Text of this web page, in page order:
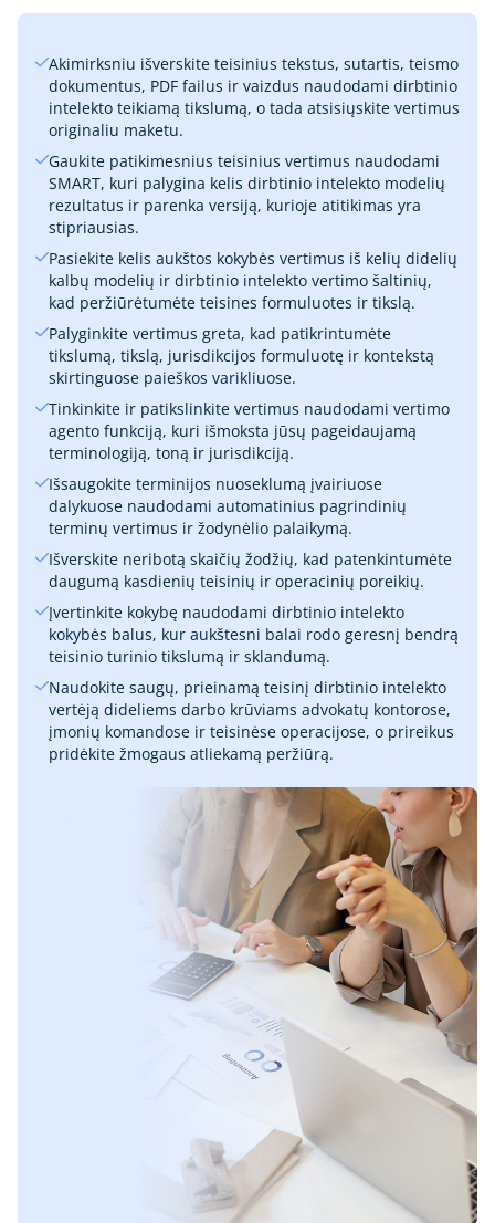
Akimirksniu išverskite teisinius tekstus, sutartis, teismo
dokumentus, PDF failus ir vaizdus naudodami dirbtinio
intelekto teikiamą tikslumą, o tada atsisiųskite vertimus
originaliu maketu.
Gaukite patikimesnius teisinius vertimus naudodami
SMART, kuri palygina kelis dirbtinio intelekto modelių
rezultatus ir parenka versiją, kurioje atitikimas yra
stipriausias.
Pasiekite kelis aukštos kokybės vertimus iš kelių didelių
kalbų modelių ir dirbtinio intelekto vertimo šaltinių,
kad peržiūrėtumėte teisines formuluotes ir tikslą.
Palyginkite vertimus greta, kad patikrintumėte
tikslumą, tikslą, jurisdikcijos formuluotę ir kontekstą
skirtinguose paieškos varikliuose.
Tinkinkite ir patikslinkite vertimus naudodami vertimo
agento funkciją, kuri išmoksta jūsų pageidaujamą
terminologiją, toną ir jurisdikciją.
Išsaugokite terminijos nuoseklumą įvairiuose
dalykuose naudodami automatinius pagrindinių
terminų vertimus ir žodynėlio palaikymą.
Išverskite neribotą skaičių žodžių, kad patenkintumėte
daugumą kasdienių teisinių ir operacinių poreikių.
Įvertinkite kokybę naudodami dirbtinio intelekto
kokybės balus, kur aukštesni balai rodo geresnį bendrą
teisinio turinio tikslumą ir sklandumą.
Naudokite saugų, prieinamą teisinį dirbtinio intelekto
vertėją dideliems darbo krūviams advokatų kontorose,
įmonių komandose ir teisinėse operacijose, o prireikus
pridėkite žmogaus atliekamą peržiūrą.